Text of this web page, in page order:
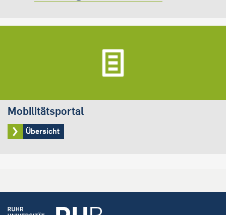
Mobilitätsportal
Übersicht